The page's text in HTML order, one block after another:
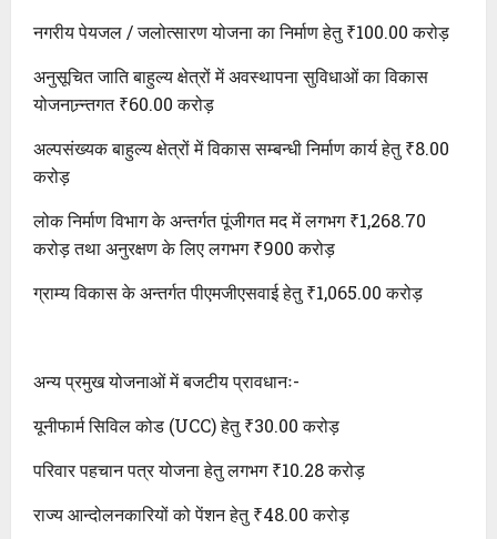
नगरीय पेयजल / जलोत्सारण योजना का निर्माण हेतु ₹100.00 करोड़
अनुसूचित जाति बाहुल्य क्षेत्रों में अवस्थापना सुविधाओं का विकास
योजनान्र्न्तगत ₹60.00 करोड़
अल्पसंख्यक बाहुल्य क्षेत्रों में विकास सम्बन्धी निर्माण कार्य हेतु ₹8.00
करोड़
लोक निर्माण विभाग के अन्तर्गत पूंजीगत मद में लगभग ₹1,268.70
करोड़ तथा अनुरक्षण के लिए लगभग ₹900 करोड़
ग्राम्य विकास के अन्तर्गत पीएमजीएसवाई हेतु ₹1,065.00 करोड़
अन्य प्रमुख योजनाओं में बजटीय प्रावधानः-
यूनीफार्म सिविल कोड (UCC) हेतु ₹30.00 करोड़
परिवार पहचान पत्र योजना हेतु लगभग ₹10.28 करोड़
राज्य आन्दोलनकारियों को पेंशन हेतु ₹48.00 करोड़